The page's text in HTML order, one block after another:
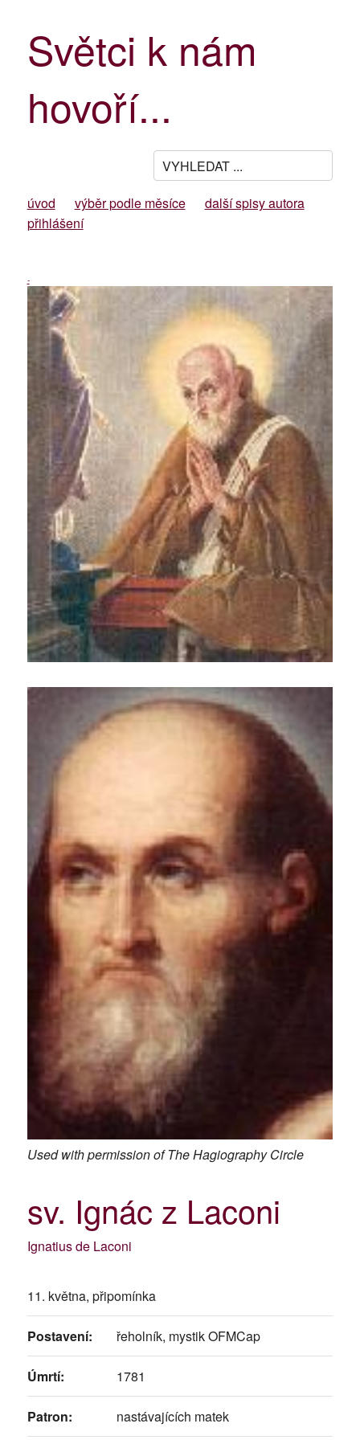
Světci k nám
hovoří...
úvod výběr podle měsíce
další spisy autora
přihlášení
-
Used with permission of The Hagiography Circle
sv. Ignác z Laconi
Ignatius de Laconi
11. května, připomínka
Postavení: řeholník, mystik OFMCap
Úmrtí: 1781
Patron: nastávajících matek